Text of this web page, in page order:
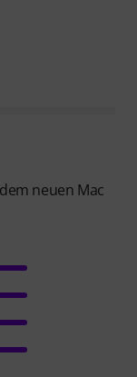
neuen Mac